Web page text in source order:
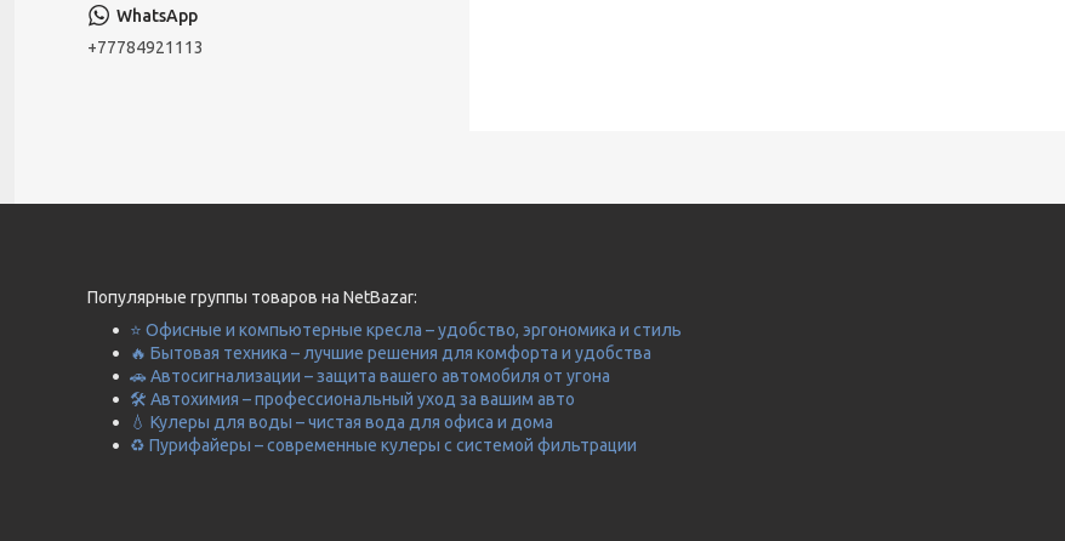
+77784921113
Популярные группы товаров на NetBazar:
⭐ Офисные и компьютерные кресла – удобство, эргономика и стиль
🔥 Бытовая техника – лучшие решения для комфорта и удобства
🚗 Автосигнализации – защита вашего автомобиля от угона
🛠️ Автохимия – профессиональный уход за вашим авто
💧 Кулеры для воды – чистая вода для офиса и дома
♻️ Пурифайеры – современные кулеры с системой фильтрации